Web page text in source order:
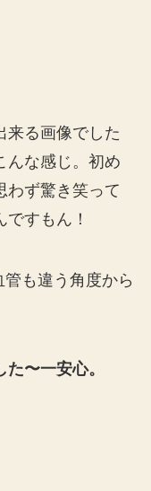
来る画像でした
んな感じ。初め
わず驚き笑って
すもん！
も違う角度から
〜一安心。